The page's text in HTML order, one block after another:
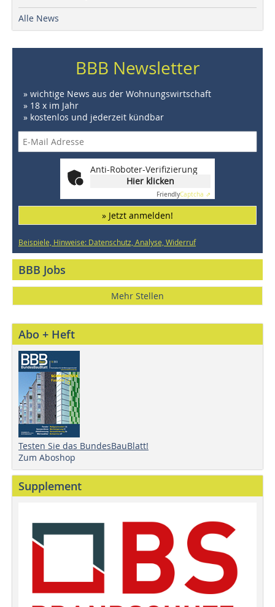
Alle News
BBB Newsletter
» wichtige News aus der Wohnungswirtschaft
» 18 x im Jahr
» kostenlos und jederzeit kündbar
Anti-Roboter-Verifizierung
Hier klicken
FriendlyCaptcha ⇗
» Jetzt anmelden!
Beispiele, Hinweise: Datenschutz, Analyse, Widerruf
BBB Jobs
Mehr Stellen
Abo + Heft
Testen Sie das BundesBauBlatt!
Zum Aboshop
Supplement